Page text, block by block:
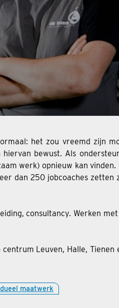
het zou vreemd zijn
bewust. Als
werk) opnieuw kan vinden.
dan 250 jobcoaches zetten
consultancy. Werken
Leuven, Halle, Tienen
maatwerk